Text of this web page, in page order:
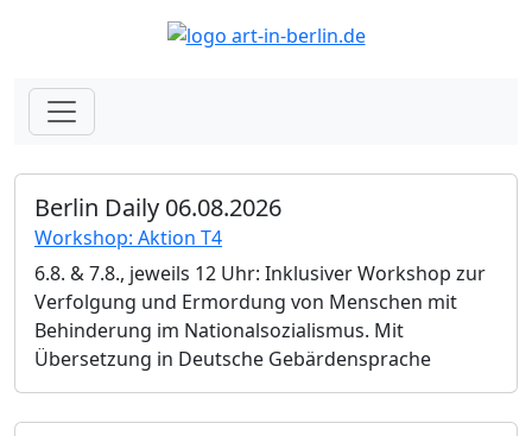
Berlin Daily 06.08.2026
Workshop: Aktion T4
6.8. & 7.8., jeweils 12 Uhr: Inklusiver Workshop zur
Verfolgung und Ermordung von Menschen mit
Behinderung im Nationalsozialismus. Mit
Übersetzung in Deutsche Gebärdensprache